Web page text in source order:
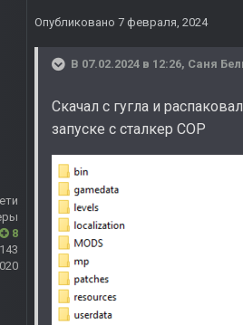
8
143
Опубликовано 7 февраля, 2024
В 07.02.2024 в 12:26, Саня
Скачал с гугла и
запуске с сталкер СОР